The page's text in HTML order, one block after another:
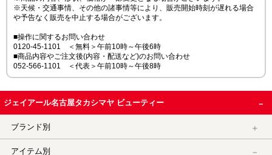
※天候・交通事情、その他の諸事情等により、販売開始時刻が遅れる場合
や予告なく販売を中止する場合がございます。
■操作に関するお問い合わせ
0120-45-1101 ＜無料＞午前10時～午後6時
■商品内容やご注文後(内容・配送など)のお問い合わせ
052-566-1101 ＜代表＞午前10時～午後8時
ジェイアール名古屋タカシマヤ ビューティー
ブランド別
アイテム別